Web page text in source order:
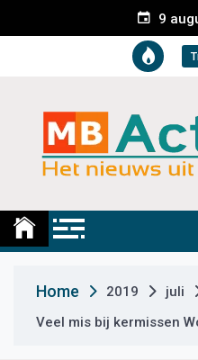
e
t
9
Medemblik
Home 2019 juli
Veel mis bij kermissen